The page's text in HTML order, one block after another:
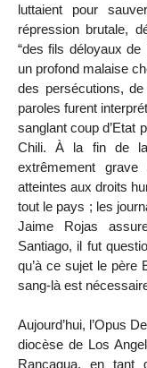
luttaient pour
répression brutale,
“des fils déloyaux de
un profond malaise
des persécutions,
paroles furent
sanglant coup d’Etat
Chili. À la fin de la
extrêmement
atteintes aux droits
tout le pays ; les
Jaime Rojas
Santiago, il fut
qu’à ce sujet le père
sang-là est
Aujourd’hui, l’Opus
diocèse de Los
Rancagua, en tant